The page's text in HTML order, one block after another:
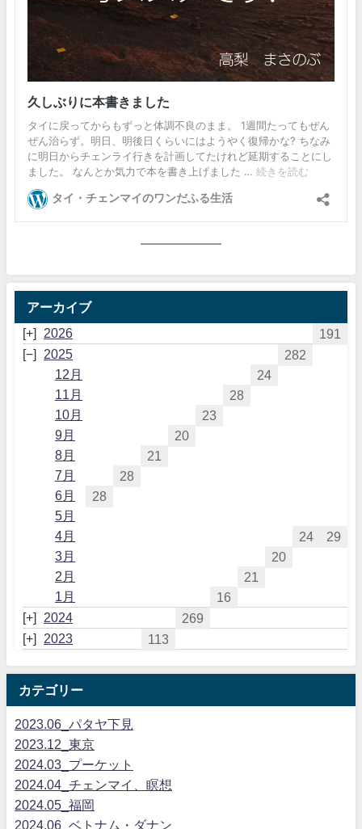
アーカイブ
2026
191
2025
282
12月
24
11月
28
10月
23
9月
20
8月
21
7月
28
6月
28
5月
29
4月
24
3月
20
2月
21
1月
16
2024
269
2023
113
カテゴリー
2023.06_パタヤ下見
2023.12_東京
2024.03_プーケット
2024.04_チェンマイ、瞑想
2024.05_福岡
2024.06_ベトナム・ダナン